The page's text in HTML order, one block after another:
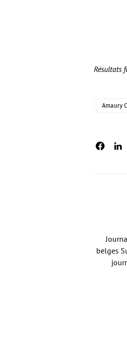
Résultats
Amaury
belges